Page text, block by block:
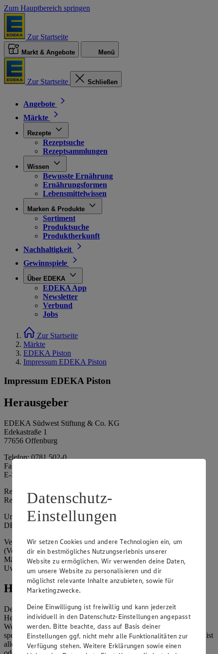
Zum Hauptbereich springen
Zur Startseite
Markt & Angebote Menü
Zur Startseite Schließen
Angebote
Märkte
Rezepte
Rezeptsuche
Rezeptsammlungen
Wissen
Bewusste Ernährung
Ernährungsformen
Lebensmittelwissen
Marken & Produkte
Sortiment
Produktsuche
Produktherkunft
Nachhaltigkeit
Gewinnspiele
Über EDEKA
EDEKA App
Newsletter
Verbund
Jobs
Zur Startseite
Märkte
EDEKA Piston
Impressum EDEKA Piston
Impressum EDEKA Piston
Herausgeber
EDEKA Südwest Stiftung & Co. KG
Edekastraße 1
77656 Offenburg
Telefon: 0781 502-0
Fax: 0781 502-6180
E-Mail: kundenservice@edeka-suedwest.de
Registergericht: Amtsgericht Freiburg i.B.
Registernummer: HRA 707629
Umsatzsteuer-Identifikationsnummer gem. § 27a UStG:
DE815916131
Vertretungsberechtigte: Rainer Huber (Sprecher)
(Vorstandsmitglied), Klaus Fickert (Vorstandsmitglied), Jürgen
Mäder (Vorstandsmitglied), Patrick Mogck (Vorstandsmitglied),
Uwe Kohler
Hinweise
Der Inhalt dieser Website ist urheberrechtlich geschützt. Der
Herausgeber gewährt Ihnen jedoch das Recht, den auf dieser
Website bereitgestellten Text ganz oder ausschnittsweise zu
speichern und zu vervielfältigen. Aus Gründen des Urheberrechts ist
allerdings die Speicherung und Vervielfältigung von Bildmaterial
Datenschutz-
Einstellungen
Wir setzen Cookies und andere Technologien ein, um
dir ein bestmögliches Nutzungserlebnis unserer
Website zu ermöglichen. Wir verwenden deine Daten,
um unsere Website zu personalisieren und dir
möglichst relevante Inhalte anzubieten, sowie für
Marketingzwecke.
Deine Einwilligung ist freiwillig und kann jederzeit
individuell in den Datenschutz-Einstellungen angepasst
werden. Bitte beachte, dass auf Basis deiner
Einstellungen ggf. nicht mehr alle Funktionalitäten zur
Verfügung stehen. Weitere Erklärungen sowie einen